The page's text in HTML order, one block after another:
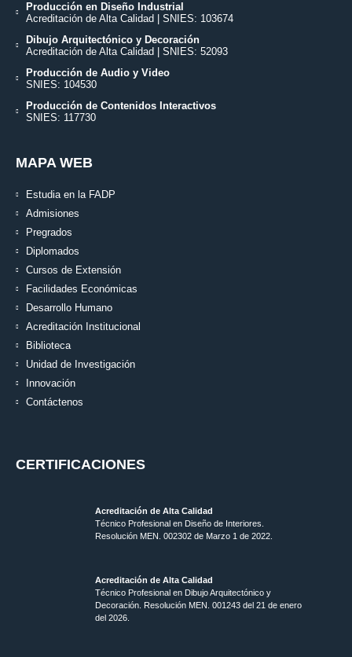
Producción en Diseño Industrial
Acreditación de Alta Calidad | SNIES: 103674
Dibujo Arquitectónico y Decoración
Acreditación de Alta Calidad | SNIES: 52093
Producción de Audio y Video
SNIES: 104530
Producción de Contenidos Interactivos
SNIES: 117730
MAPA WEB
Estudia en la FADP
Admisiones
Pregrados
Diplomados
Cursos de Extensión
Facilidades Económicas
Desarrollo Humano
Acreditación Institucional
Biblioteca
Unidad de Investigación
Innovación
Contáctenos
CERTIFICACIONES
Acreditación de Alta Calidad
Técnico Profesional en Diseño de Interiores.
Resolución MEN. 002302 de Marzo 1 de 2022.
Acreditación de Alta Calidad
Técnico Profesional en Dibujo Arquitectónico y
Decoración. Resolución MEN. 001243 del 21 de enero
del 2026.